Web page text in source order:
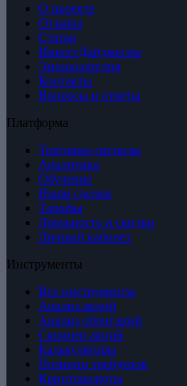
О проекте
Отзывы
Статьи
ИнвестДайджесты
Энциклопедия
Контакты
Вопросы и ответы
Платформа
Торговые сигналы
Аналитика
Обучение
Наши сделки
Тарифы
Лояльность и скидки
Личный кабинет
Инструменты
Все инструменты
Анализ акций
Анализ облигаций
Скринер акций
Калькуляторы
Позиции трейдеров
Криптовалюты